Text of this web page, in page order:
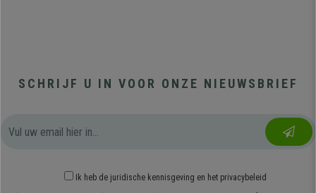
SCHRIJF U IN VOOR ONZE NIEUWSBRIEF
Ik heb de juridische kennisgeving en het privacybeleid